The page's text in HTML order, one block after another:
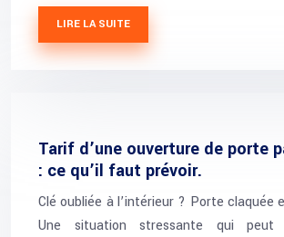
LIRE LA SUITE
Tarif d’une ouverture de porte
: ce qu’il faut prévoir.
Clé oubliée à l’intérieur ? Porte claquée
Une situation stressante qui peut